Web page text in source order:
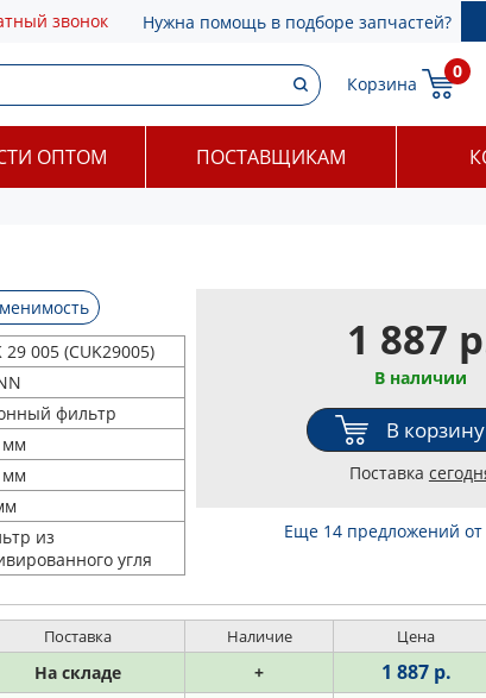
звонок Нужна помощь в подборе запчастей?
Корзина
0
ОПТОМ ПОСТАВЩИКАМ
29 005 (CUK29005)
фильтр
мм
мм
из
угля
1 887
В наличии
В корзину
Поставка
Еще 14 предложенийот
Поставка Наличие Цена
На складе + 1 887 р.